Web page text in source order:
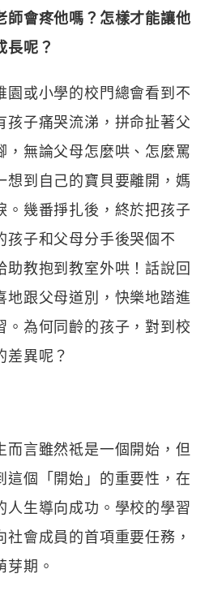
師會疼他嗎？怎樣才能讓他
長呢？
園或小學的校門總會看到不
孩子痛哭流涕，拼命扯著父
，無論父母怎麼哄、怎麼罵
想到自己的寶貝要離開，媽
。幾番掙扎後，終於把孩子
孩子和父母分手後哭個不
助教抱到教室外哄！話說回
地跟父母道別，快樂地踏進
。為何同齡的孩子，對到校
差異呢？
而言雖然祗是一個開始，但
這個「開始」的重要性，在
人生導向成功。學校的學習
會成員的首項重要任務，
期。